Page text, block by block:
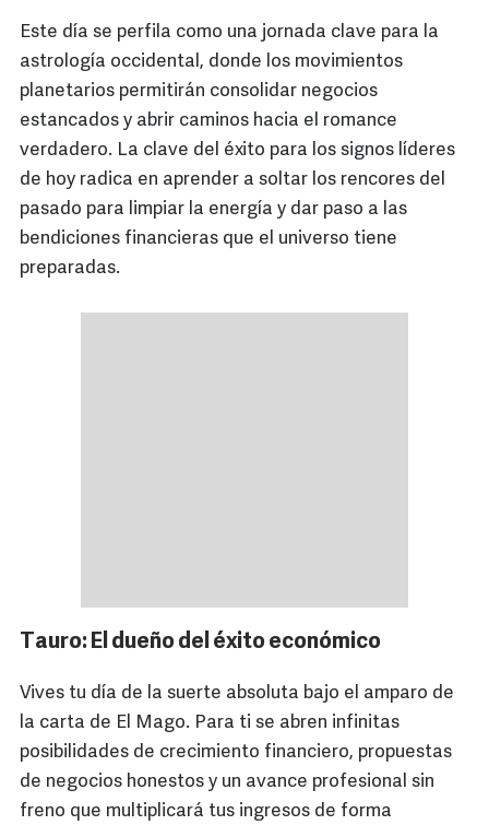
Este día se perfila como una jornada clave para la
astrología occidental, donde los movimientos
planetarios permitirán consolidar negocios
estancados y abrir caminos hacia el romance
verdadero. La clave del éxito para los signos líderes
de hoy radica en aprender a soltar los rencores del
pasado para limpiar la energía y dar paso a las
bendiciones financieras que el universo tiene
preparadas.
Tauro: El dueño del éxito económico
Vives tu día de la suerte absoluta bajo el amparo de
la carta de El Mago. Para ti se abren infinitas
posibilidades de crecimiento financiero, propuestas
de negocios honestos y un avance profesional sin
freno que multiplicará tus ingresos de forma